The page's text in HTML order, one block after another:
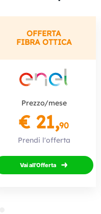
OFFERTA
FIBRA OTTICA
Prezzo/mese
€ 21,90
Prendi l'offerta
Vai all'Offerta